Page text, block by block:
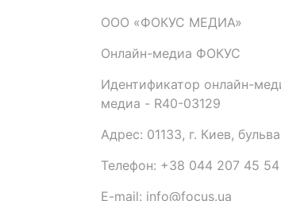
ООО «ФОКУС МЕДИА»
Онлайн-медиа ФОКУС
Идентификатор онлайн-
медиа - R40-03129
Адрес: 01133, г. Киев,
Телефон: +38 044 207 45 54
E-mail: info@focus.ua